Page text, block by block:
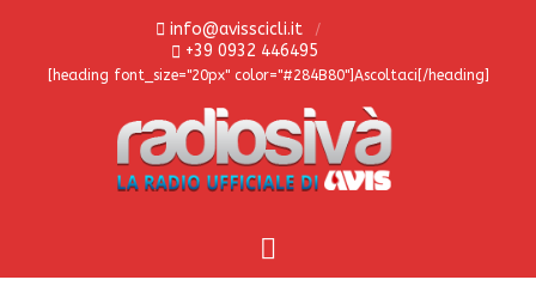
info@avisscicli.it
+39 0932 446495
[heading font_size="20px" color="#284B80"]Ascoltaci[/heading]